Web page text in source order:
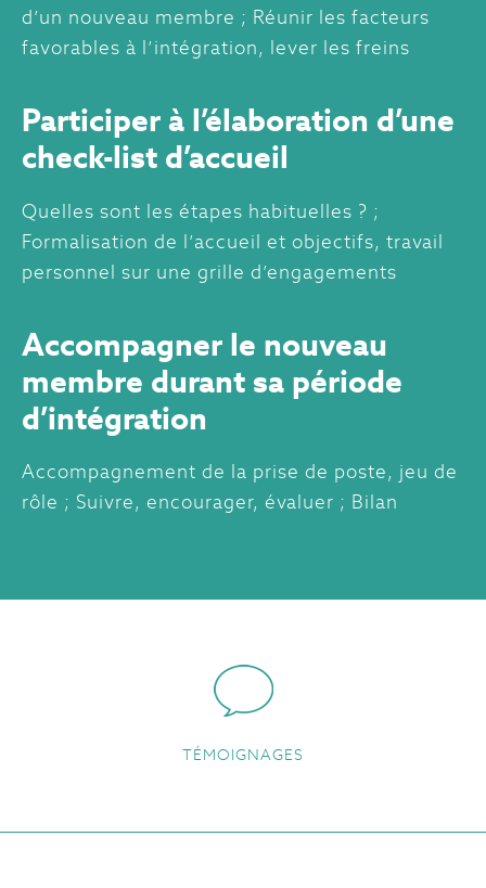
TÉMOIGNAGES
d’un nouveau membre ; Réunir les facteurs
favorables à l’intégration, lever les freins
Participer à l’élaboration d’une
check-list d’accueil
Quelles sont les étapes habituelles ? ;
Formalisation de l’accueil et objectifs, travail
personnel sur une grille d’engagements
Accompagner le nouveau
membre durant sa période
d’intégration
Accompagnement de la prise de poste, jeu de
rôle ; Suivre, encourager, évaluer ; Bilan